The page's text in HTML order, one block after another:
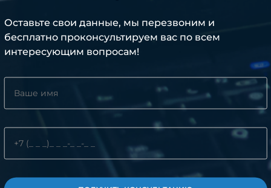
Оставьте свои данные, мы перезвоним и
бесплатно проконсультируем вас по всем
интересующим вопросам!